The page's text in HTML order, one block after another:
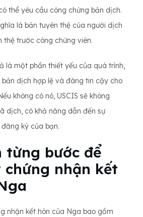
thể yêu cầu công chứng bản dịch.
là bản tuyên thệ của người dịch
thệ trước công chứng viên.
là một phần thiết yếu của quá trình,
dịch hợp lệ và đáng tin cậy cho
không có nó, USCIS sẽ không
dịch, có khả năng dẫn đến sự
ký của bạn.
từng bước để
nhận kết
nhận kết hôn của Nga bao gồm